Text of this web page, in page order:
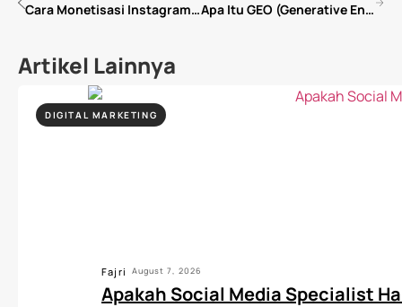
Cara Monetisasi Instagram: 6 Strategi yang Bisa Dicoba Content Creator dan Pemilik Bisnis Apa Itu GEO (Generative Engine Optimization)? Panduan Lengkap Optimasi Konten untuk AI Search
Artikel Lainnya
DIGITAL MARKETING
Fajri August 7, 2026
Apakah Social Media Specialist